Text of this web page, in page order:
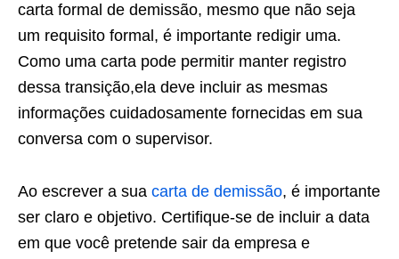
carta formal de demissão, mesmo que não seja
um requisito formal, é importante redigir uma.
Como uma carta pode permitir manter registro
dessa transição,ela deve incluir as mesmas
informações cuidadosamente fornecidas em sua
conversa com o supervisor.
Ao escrever a sua carta de demissão, é importante
ser claro e objetivo. Certifique-se de incluir a data
em que você pretende sair da empresa e